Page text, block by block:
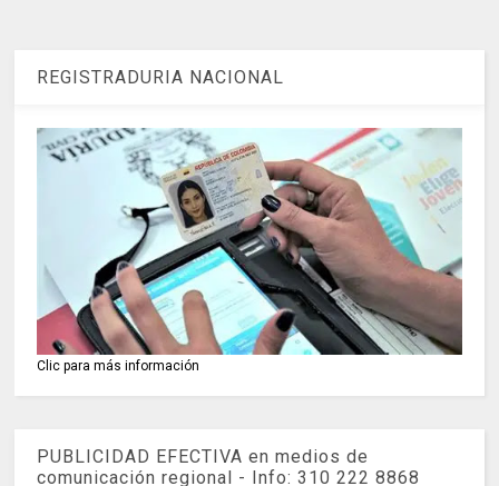
REGISTRADURIA NACIONAL
Clic para más información
PUBLICIDAD EFECTIVA en medios de
comunicación regional - Info: 310 222 8868